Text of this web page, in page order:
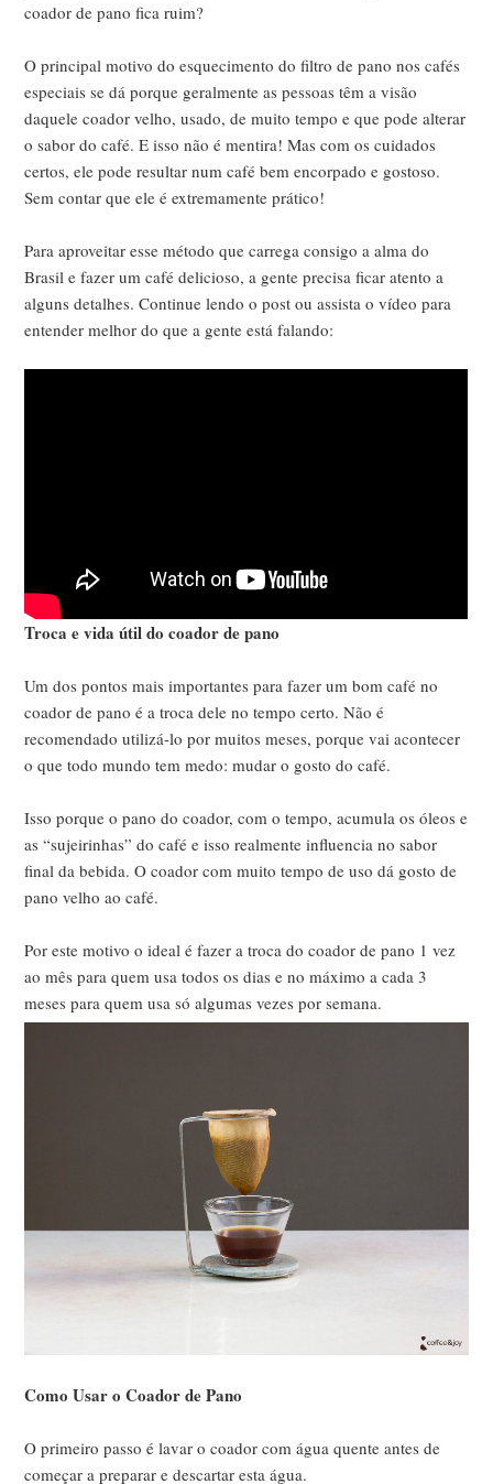
coador de pano fica ruim?
O principal motivo do esquecimento do filtro de pano nos cafés
especiais se dá porque geralmente as pessoas têm a visão
daquele coador velho, usado, de muito tempo e que pode alterar
o sabor do café. E isso não é mentira! Mas com os cuidados
certos, ele pode resultar num café bem encorpado e gostoso.
Sem contar que ele é extremamente prático!
Para aproveitar esse método que carrega consigo a alma do
Brasil e fazer um café delicioso, a gente precisa ficar atento a
alguns detalhes. Continue lendo o post ou assista o vídeo para
entender melhor do que a gente está falando:
Troca e vida útil do coador de pano
Um dos pontos mais importantes para fazer um bom café no
coador de pano é a troca dele no tempo certo. Não é
recomendado utilizá-lo por muitos meses, porque vai acontecer
o que todo mundo tem medo: mudar o gosto do café.
Isso porque o pano do coador, com o tempo, acumula os óleos e
as “sujeirinhas” do café e isso realmente influencia no sabor
final da bebida. O coador com muito tempo de uso dá gosto de
pano velho ao café.
Por este motivo o ideal é fazer a troca do coador de pano 1 vez
ao mês para quem usa todos os dias e no máximo a cada 3
meses para quem usa só algumas vezes por semana.
Como Usar o Coador de Pano
O primeiro passo é lavar o coador com água quente antes de
começar a preparar e descartar esta água.